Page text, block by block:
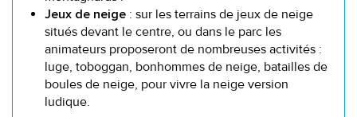
Jeux de neige : sur les terrains de jeux de neige
situés devant le centre, ou dans le parc les
animateurs proposeront de nombreuses activités :
luge, toboggan, bonhommes de neige, batailles de
boules de neige, pour vivre la neige version
ludique.